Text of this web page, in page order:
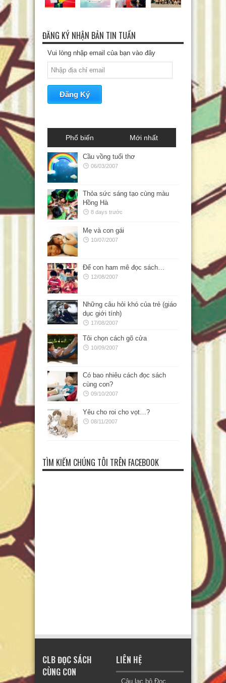
ĐĂNG KÝ NHẬN BẢN TIN TUẦN
Vui lòng nhập email của bạn vào đây
Phổ biến Mới nhất
Cầu vồng tuổi thơ
06/03/2007
Thỏa sức sáng tạo cùng màu
Hồng Hà
8 days trước
Mẹ và con gái
10/07/2007
Để con ham mê đọc sách…
12/08/2007
Những câu hỏi khó của trẻ (giáo
dục giới tính)
17/08/2007
Tôi chọn cách gõ cửa
10/09/2007
Có bao nhiêu cách đọc sách
cùng con?
09/10/2007
Yêu cho roi cho vọt…?
08/11/2007
TÌM KIẾM CHÚNG TÔI TRÊN FACEBOOK
CLB ĐỌC SÁCH
CÙNG CON
LIÊN HỆ
Câu lạc bộ Đọc